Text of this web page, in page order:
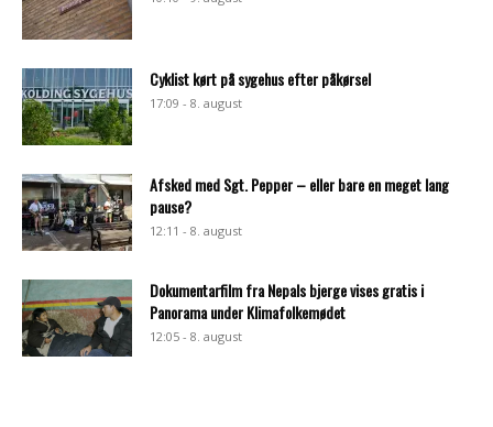
Cyklist kørt på sygehus efter påkørsel
17:09 - 8. august
Afsked med Sgt. Pepper – eller bare en meget lang
pause?
12:11 - 8. august
Dokumentarfilm fra Nepals bjerge vises gratis i
Panorama under Klimafolkemødet
12:05 - 8. august